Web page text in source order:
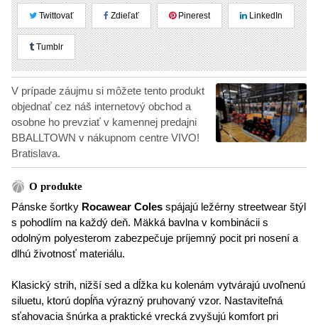
Twittovať Zdieľať Pinerest LinkedIn
Tumblr
V prípade záujmu si môžete tento produkt
objednať cez náš internetový obchod a
osobne ho prevziať v kamennej predajni
BBALLTOWN v nákupnom centre VIVO!
Bratislava.
O produkte
Pánske šortky Rocawear Coles spájajú ležérny streetwear štýl
s pohodlím na každý deň. Mäkká bavlna v kombinácii s
odolným polyesterom zabezpečuje príjemný pocit pri nosení a
dlhú životnosť materiálu.
Klasický strih, nižší sed a dĺžka ku kolenám vytvárajú uvoľnenú
siluetu, ktorú dopĺňa výrazný pruhovaný vzor. Nastaviteľná
sťahovacia šnúrka a praktické vrecká zvyšujú komfort pri